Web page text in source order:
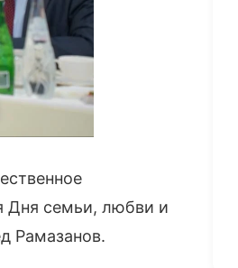
Дня семьи, любви и
Рамазанов.